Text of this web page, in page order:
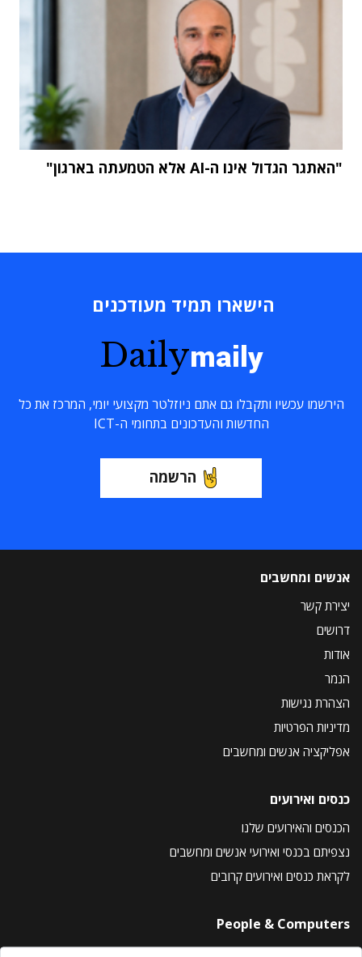
"האתגר הגדול אינו ה-AI אלא הטמעתה בארגון"
הישארו תמיד מעודכנים
Dailymaily
הירשמו עכשיו ותקבלו גם אתם ניוזלטר מקצועי יומי, המרכז את כל
החדשות והעדכונים בתחומי ה-ICT
הרשמה
אנשים ומחשבים
יצירת קשר
דרושים
אודות
הנמר
הצהרת נגישות
מדיניות הפרטיות
אפליקציה אנשים ומחשבים
כנסים ואירועים
הכנסים והאירועים שלנו
נצפיתם בכנסי ואירועי אנשים ומחשבים
לקראת כנסים ואירועים קרובים
People & Computers
About Us